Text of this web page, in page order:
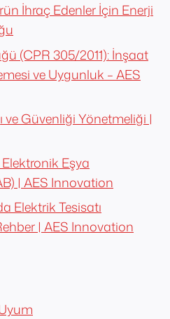
İhraç Edenler İçin Enerji
(CPR 305/2011): İnşaat
ve Uygunluk – AES
ve Güvenliği Yönetmeliği |
Elektronik Eşya
| AES Innovation
Elektrik Tesisatı
| AES Innovation